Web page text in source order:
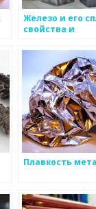
Железо и его
свойства и
Плавкость